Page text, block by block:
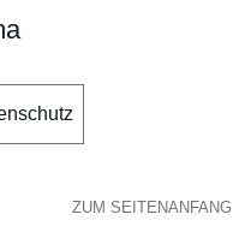
ZUM SEITENANFANG